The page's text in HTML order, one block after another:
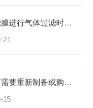
使用微孔滤膜进行气体过滤时，有哪些注意事项和常见问题需要关注？
21
什么情况下需要重新制备或购置新的乙二胺四乙酸二钠滴定溶液标准物质？
15